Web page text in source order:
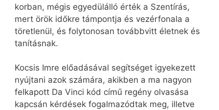
korban, mégis egyedülálló érték a Szentírás,
mert örök időkre támpontja és vezérfonala a
töretlenül, és folytonosan továbbvitt életnek és
tanításnak.
Kocsis Imre előadásával segítséget igyekezett
nyújtani azok számára, akikben a ma nagyon
felkapott Da Vinci kód című regény olvasása
kapcsán kérdések fogalmazódtak meg, illetve